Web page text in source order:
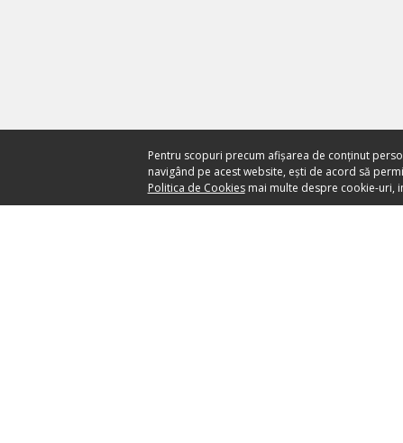
Pentru scopuri precum afișarea de conținut
navigând pe acest website, ești de acord să
Politica de Cookiesmai multe despre cookie-uri,